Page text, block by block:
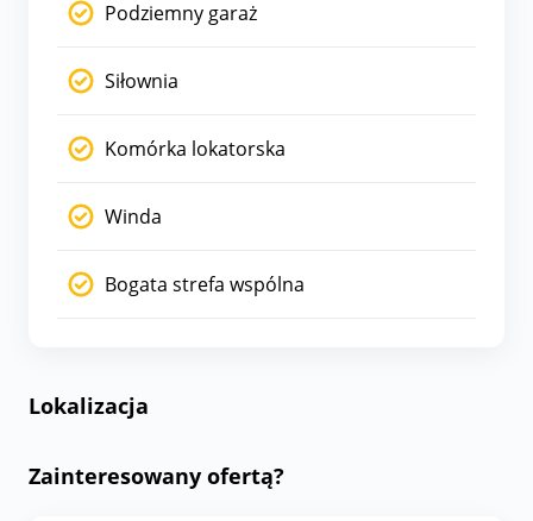
Podziemny garaż
Siłownia
Komórka lokatorska
Winda
Bogata strefa wspólna
Lokalizacja
Zainteresowany ofertą?